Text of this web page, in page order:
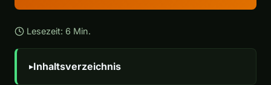
Lesezeit: 6 Min.
Inhaltsverzeichnis